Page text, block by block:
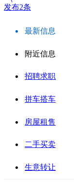
发布2条
最新信息
附近信息
招聘求职
拼车搭车
房屋租售
二手买卖
生意转让